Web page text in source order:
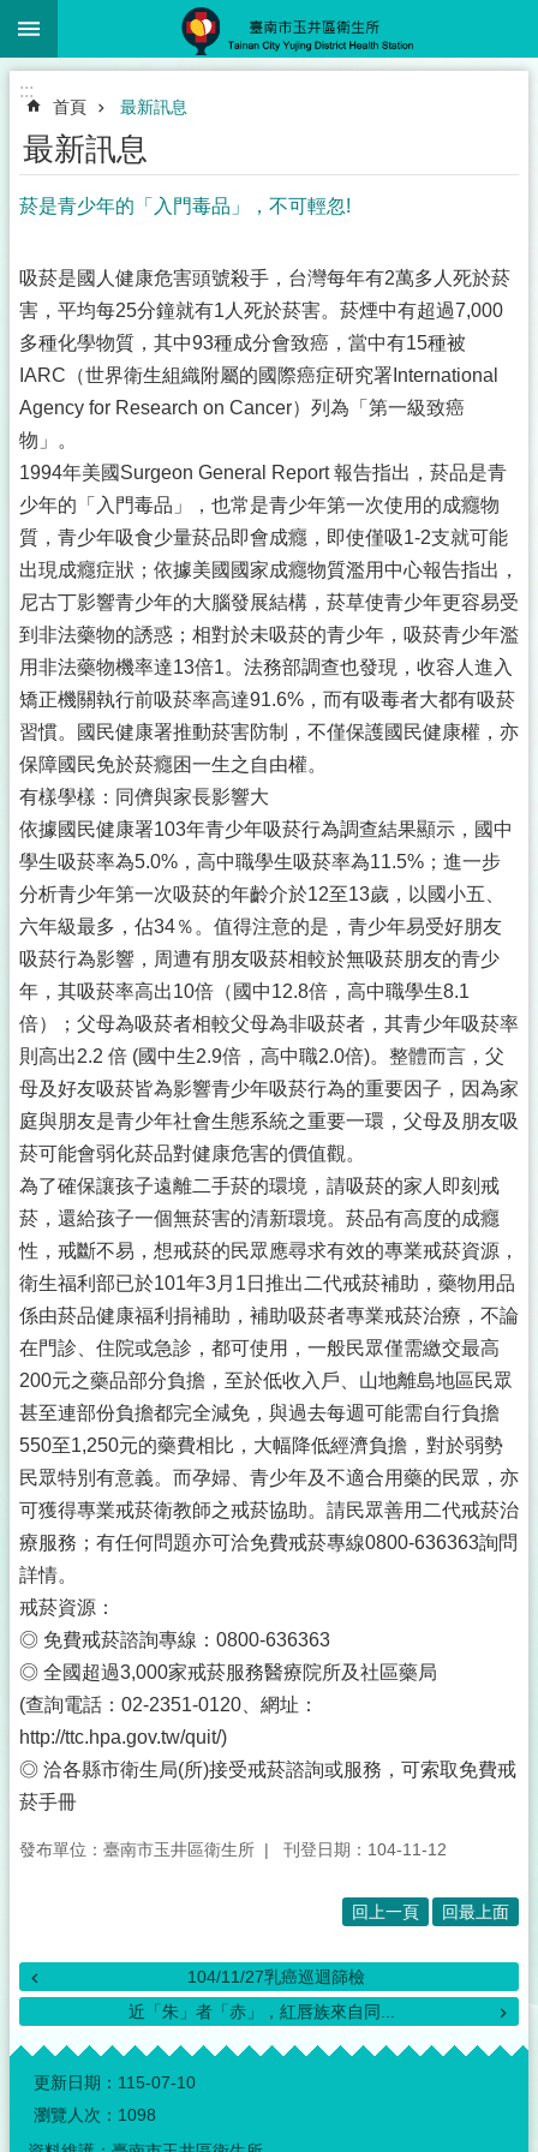
跳到主要內容區塊
:::
首頁 最新訊息
最新訊息
菸是青少年的「入門毒品」，不可輕忽!
吸菸是國人健康危害頭號殺手，台灣每年有2萬多人死於菸
害，平均每25分鐘就有1人死於菸害。菸煙中有超過7,000
多種化學物質，其中93種成分會致癌，當中有15種被
IARC（世界衛生組織附屬的國際癌症研究署International
Agency for Research on Cancer）列為「第一級致癌
物」。
1994年美國Surgeon General Report 報告指出，菸品是青
少年的「入門毒品」，也常是青少年第一次使用的成癮物
質，青少年吸食少量菸品即會成癮，即使僅吸1-2支就可能
出現成癮症狀；依據美國國家成癮物質濫用中心報告指出，
尼古丁影響青少年的大腦發展結構，菸草使青少年更容易受
到非法藥物的誘惑；相對於未吸菸的青少年，吸菸青少年濫
用非法藥物機率達13倍1。法務部調查也發現，收容人進入
矯正機關執行前吸菸率高達91.6%，而有吸毒者大都有吸菸
習慣。國民健康署推動菸害防制，不僅保護國民健康權，亦
保障國民免於菸癮困一生之自由權。
有樣學樣：同儕與家長影響大
依據國民健康署103年青少年吸菸行為調查結果顯示，國中
學生吸菸率為5.0%，高中職學生吸菸率為11.5%；進一步
分析青少年第一次吸菸的年齡介於12至13歲，以國小五、
六年級最多，佔34％。值得注意的是，青少年易受好朋友
吸菸行為影響，周遭有朋友吸菸相較於無吸菸朋友的青少
年，其吸菸率高出10倍（國中12.8倍，高中職學生8.1
倍）；父母為吸菸者相較父母為非吸菸者，其青少年吸菸率
則高出2.2 倍 (國中生2.9倍，高中職2.0倍)。整體而言，父
母及好友吸菸皆為影響青少年吸菸行為的重要因子，因為家
庭與朋友是青少年社會生態系統之重要一環，父母及朋友吸
菸可能會弱化菸品對健康危害的價值觀。
為了確保讓孩子遠離二手菸的環境，請吸菸的家人即刻戒
菸，還給孩子一個無菸害的清新環境。菸品有高度的成癮
性，戒斷不易，想戒菸的民眾應尋求有效的專業戒菸資源，
衛生福利部已於101年3月1日推出二代戒菸補助，藥物用品
係由菸品健康福利捐補助，補助吸菸者專業戒菸治療，不論
在門診、住院或急診，都可使用，一般民眾僅需繳交最高
200元之藥品部分負擔，至於低收入戶、山地離島地區民眾
甚至連部份負擔都完全減免，與過去每週可能需自行負擔
550至1,250元的藥費相比，大幅降低經濟負擔，對於弱勢
民眾特別有意義。而孕婦、青少年及不適合用藥的民眾，亦
可獲得專業戒菸衛教師之戒菸協助。請民眾善用二代戒菸治
療服務；有任何問題亦可洽免費戒菸專線0800-636363詢問
詳情。
戒菸資源：
◎ 免費戒菸諮詢專線：0800-636363
◎ 全國超過3,000家戒菸服務醫療院所及社區藥局
(查詢電話：02-2351-0120、網址：
http://ttc.hpa.gov.tw/quit/)
◎ 洽各縣市衛生局(所)接受戒菸諮詢或服務，可索取免費戒
菸手冊
發布單位：臺南市玉井區衛生所 刊登日期：104-11-12
回上一頁 回最上面
104/11/27乳癌巡迴篩檢
近「朱」者「赤」，紅唇族來自同...
:::
更新日期： 115-07-10
瀏覽人次： 1098